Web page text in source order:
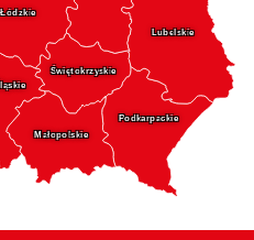
Świętokrzyskie
Podkarpackie
Lubelskie
Łódzkie
Małopolskie